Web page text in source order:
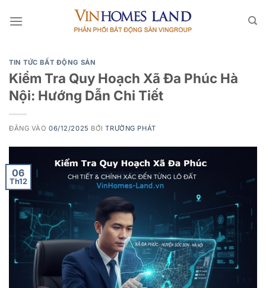
qua
TIN TỨC BẤT ĐỘNG SẢN
Kiểm Tra Quy Hoạch Xã Đa Phúc Hà
Nội: Hướng Dẫn Chi Tiết
ĐĂNG VÀO06/12/2025 BỞITRƯỜNG PHÁT
06
Th12